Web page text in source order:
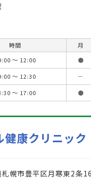
時間 月
～ 12:00
●
～ 12:30
－
～ 17:00
●
健康クリニック
札幌市豊平区月寒東2条